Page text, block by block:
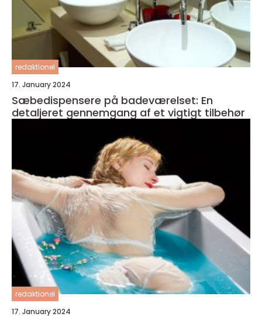
redaktionel
17. January 2024
Sæbedispensere på badeværelset: En
detaljeret gennemgang af et vigtigt tilbehør
redaktionel
17. January 2024